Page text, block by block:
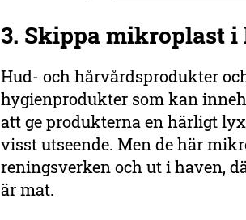
3. Skippa mikroplast
Hud- och hårvårdsprodukter
hygienprodukter som kan
att ge produkterna en härligt
visst utseende. Men de här
reningsverken och ut i haven,
är mat.